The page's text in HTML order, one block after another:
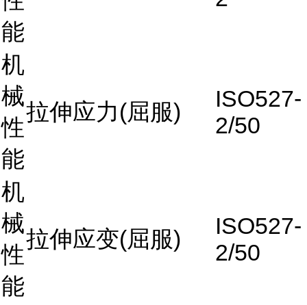
能
机
械
性
能
拉伸应力(屈服)
ISO527-
2/50
机
械
性
能
拉伸应变(屈服)
ISO527-
2/50